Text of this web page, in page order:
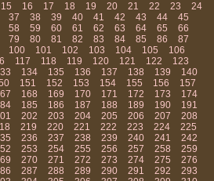
15 16 17 18 19 20 21 22 23
24
37 38 39 40 41 42 43 44
45
58 59 60 61 62 63 64 65
66
79 80 81 82 83 84 85 86
87
100 101 102 103 104 105
106
117 118 119 120 121 122
123
134 135 136 137 138 139
140
151 152 153 154 155 156
157
168 169 170 171 172 173
174
185 186 187 188 189 190
191
202 203 204 205 206 207
208
219 220 221 222 223 224
225
236 237 238 239 240 241
242
253 254 255 256 257 258
259
270 271 272 273 274 275
276
287 288 289 290 291 292
293